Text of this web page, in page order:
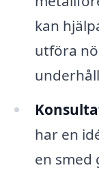
kan
utföra
har en
en smed